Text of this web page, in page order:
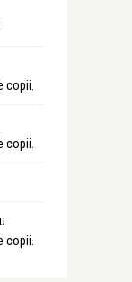
copii.
copii.
copii.